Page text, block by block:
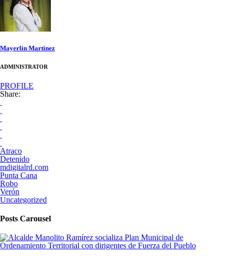
Mayerlin Martinez
ADMINISTRATOR
PROFILE
Share:
Atraco
Detenido
mdigitalrd.com
Punta Cana
Robo
Verón
Uncategorized
Posts Carousel